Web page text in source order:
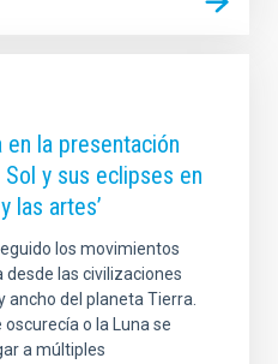
en la presentación
Sol y sus eclipses en
las artes’
los movimientos
desde las civilizaciones
ancho del planeta Tierra.
o la Luna se
a múltiples